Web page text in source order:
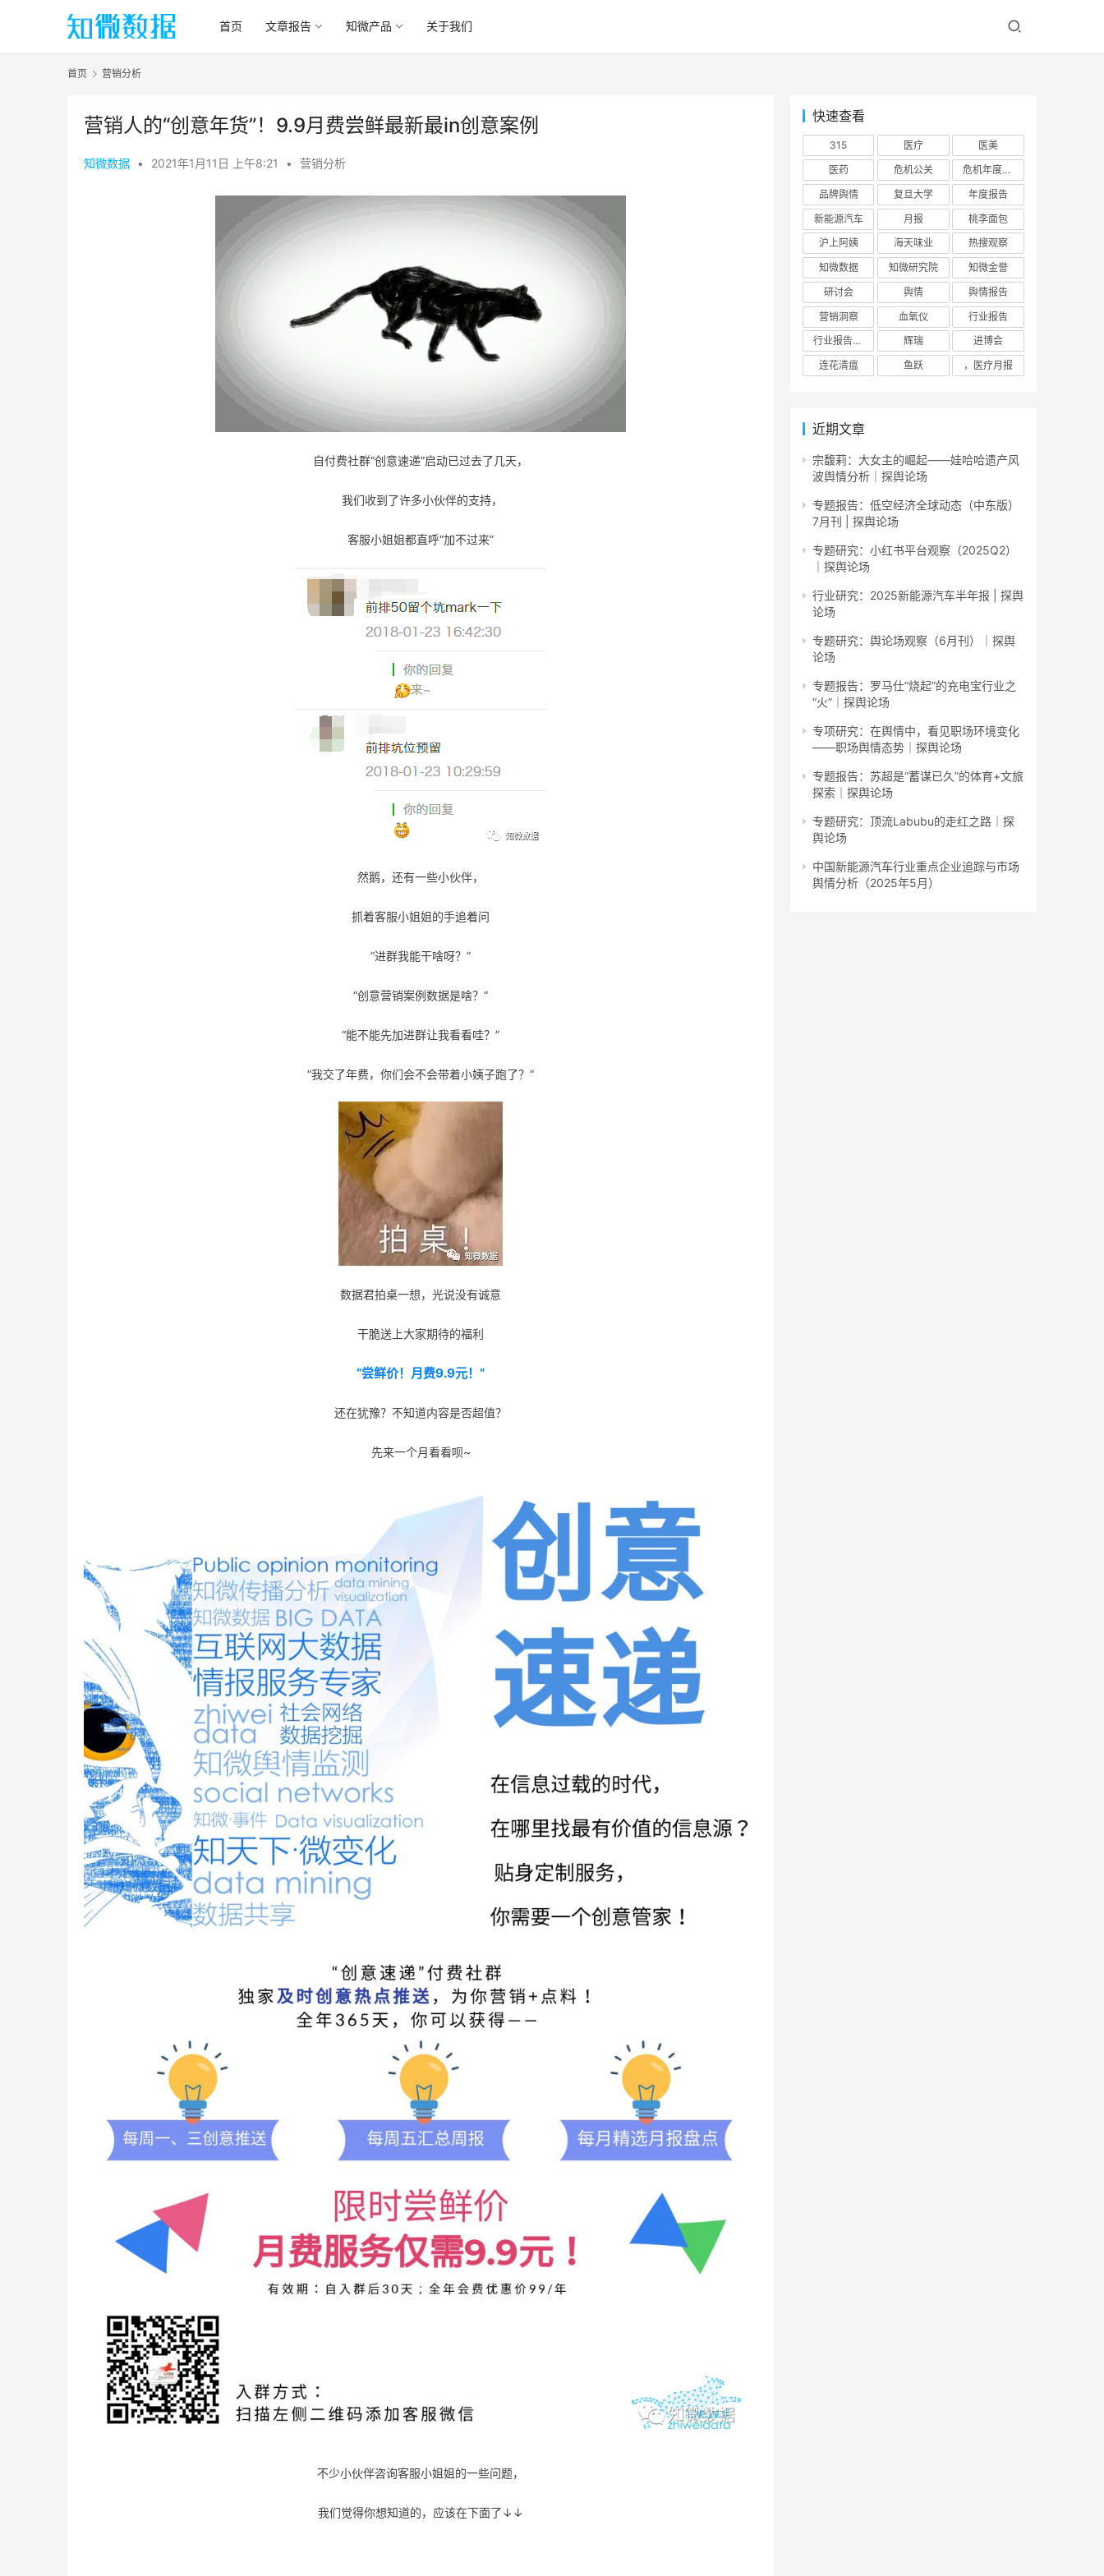
首页 文章报告 知微产品 关于我们
首页 营销分析
营销人的“创意年货”！9.9月费尝鲜最新最in创意案例
知微数据 • 2021年1月11日 上午8:21 • 营销分析
自付费社群“创意速递”启动已过去了几天，
我们收到了许多小伙伴的支持，
客服小姐姐都直呼“加不过来”
然鹅， 还有一些小伙伴，
抓着客服小姐姐的手追着问
“进群我能干啥呀？”
“创意营销案例数据是啥？”
“能不能先加进群让我看看哇？”
“我交了年费，你们会不会带着小姨子跑了？”
数据君拍桌一想，光说没有诚意
干脆送上大家期待的福利
“尝鲜价！月费9.9元！”
还在犹豫？不知道内容是否超值？
先来一个月看看呗~
不少小伙伴咨询客服小姐姐的一些问题，
我们觉得你想知道的，应该在下面了↓↓
快速查看
315 医疗
医美
医药
危机公关
危机年度报告
品牌舆情
复旦大学
年度报告
新能源汽车
月报
桃李面包
沪上阿姨
海天味业
热搜观察
知微数据
知微研究院
知微金誉
研讨会
舆情
舆情报告
营销洞察
血氧仪
行业报告
行业报告，年报，证券行业
辉瑞
进博会
连花清瘟
鱼跃 ，医疗月报
近期文章
宗馥莉：大女主的崛起——娃哈哈遗产风
波舆情分析｜探舆论场
专题报告：低空经济全球动态（中东版）
7月刊 | 探舆论场
专题研究：小红书平台观察（2025Q2）
｜探舆论场
行业研究：2025新能源汽车半年报 | 探舆
论场
专题研究：舆论场观察（6月刊）｜探舆
论场
专题报告：罗马仕“烧起”的充电宝行业之
“火”｜探舆论场
专项研究：在舆情中，看见职场环境变化
——职场舆情态势｜探舆论场
专题报告：苏超是“蓄谋已久”的体育+文旅
探索｜探舆论场
专题研究：顶流Labubu的走红之路｜探
舆论场
中国新能源汽车行业重点企业追踪与市场
舆情分析（2025年5月）